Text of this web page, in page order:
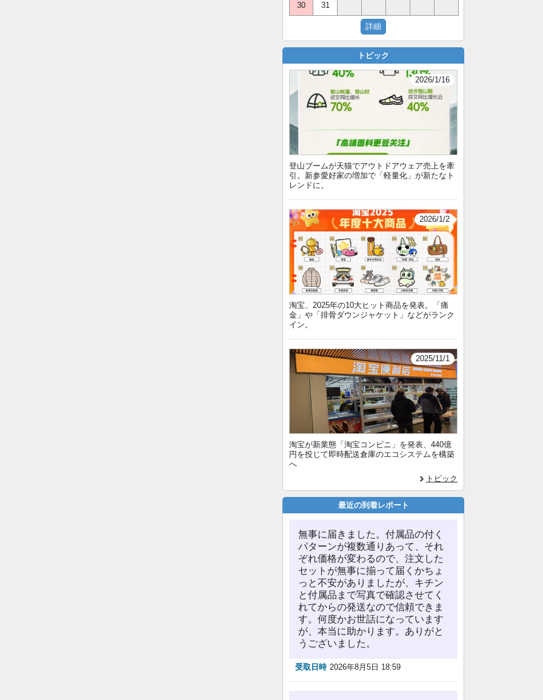
30 31
トピック
2026/1/16
登山ブームが天猫でアウトドアウェア売上を牽
引。新参愛好家の増加で「軽量化」が新たなト
レンドに。
2026/1/2
淘宝、2025年の10大ヒット商品を発表。「痛
金」や「排骨ダウンジャケット」などがランク
イン。
2025/11/1
淘宝が新業態「淘宝コンビニ」を発表、440億
円を投じて即時配送倉庫のエコシステムを構築
へ
トピック
最近の到着レポート
無事に届きました。付属品の付く
パターンが複数通りあって、それ
ぞれ価格が変わるので、注文した
セットが無事に揃って届くかちょ
っと不安がありましたが、キチン
と付属品まで写真で確認させてく
れてからの発送なので信頼できま
す。何度かお世話になっています
が、本当に助かります。ありがと
うございました。
受取日時 2026年8月5日 18:59